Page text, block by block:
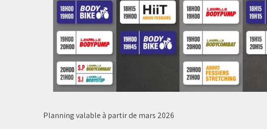
Planning valable à partir de mars 2026